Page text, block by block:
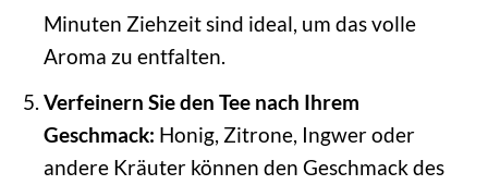
Minuten Ziehzeit sind ideal, um das volle
Aroma zu entfalten.
Verfeinern Sie den Tee nach Ihrem
Geschmack: Honig, Zitrone, Ingwer oder
andere Kräuter können den Geschmack des